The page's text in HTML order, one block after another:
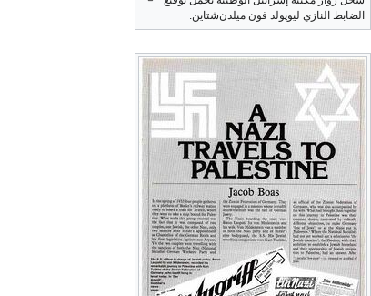
الضابط النازي ليوپولد فون ميلدن‌شتاين.